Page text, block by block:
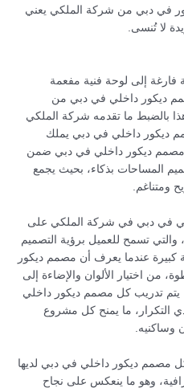
في دبي من شركة الملكي يعني
لا تُنسى.
إلى لوحة فنية مفعمة
ديكور داخلي في دبي من
بالضبط ما تقدمه شركة الملكي
ديكور داخلي في دبي يملك
مصمم ديكور داخلي في دبي ضمن
المساحات بذكاء، بحيث يجمع
ومتناغم.
في دبي في شركة الملكي على
والتي تسمح للعميل برؤية التصميم
كبيرة عندما يعرف أن مصمم ديكور
اختيار الألوان والإضاءة إلى
يتم تدريب كل مصمم ديكور داخلي
التكرار، ما يمنح كل مشروع
وساكنيه.
مصمم ديكور داخلي في دبي لديها
وهو ما ينعكس على نجاح